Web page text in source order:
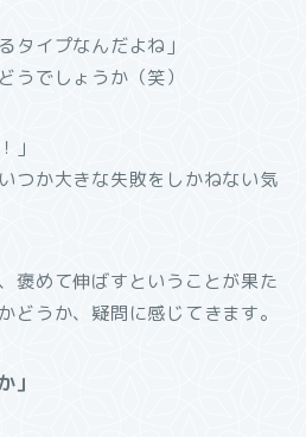
タイプなんだよね」
うでしょうか（笑）
」
つか大きな失敗をしかねない気
褒めて伸ばすということが果た
どうか、疑問に感じてきます。
」